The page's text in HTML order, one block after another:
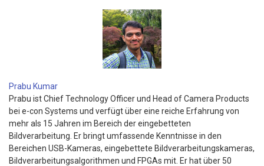
Prabu Kumar
Prabu ist Chief Technology Officer und Head of Camera Products
bei e-con Systems und verfügt über eine reiche Erfahrung von
mehr als 15 Jahren im Bereich der eingebetteten
Bildverarbeitung. Er bringt umfassende Kenntnisse in den
Bereichen USB-Kameras, eingebettete Bildverarbeitungskameras,
Bildverarbeitungsalgorithmen und FPGAs mit. Er hat über 50